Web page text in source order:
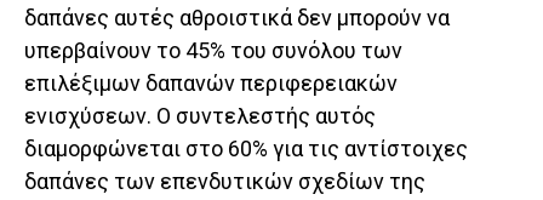
δαπάνες αυτές αθροιστικά δεν μπορούν να
υπερβαίνουν το 45% του συνόλου των
επιλέξιμων δαπανών περιφερειακών
ενισχύσεων. Ο συντελεστής αυτός
διαμορφώνεται στο 60% για τις αντίστοιχες
δαπάνες των επενδυτικών σχεδίων της